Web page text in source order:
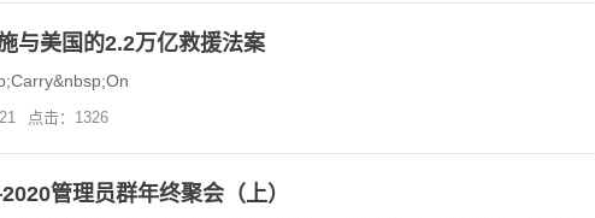
与美国的2.2万亿救援法案
点击：1326
管理员群年终聚会（上）